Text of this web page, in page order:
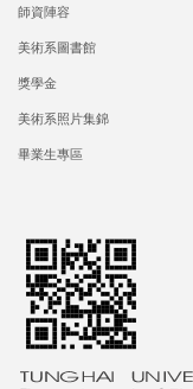
師資陣容
美術系圖書館
獎學金
美術系照片集錦
畢業生專區